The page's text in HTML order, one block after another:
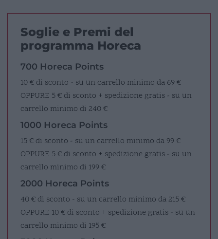
Soglie e Premi del
programma Horeca
700 Horeca Points
10 € di sconto - su un carrello minimo da 69 €
OPPURE 5 € di sconto + spedizione gratis - su un
carrello minimo di 240 €
1000 Horeca Points
15 € di sconto - su un carrello minimo da 99 €
OPPURE 5 € di sconto + spedizione gratis - su un
carrello minimo di 199 €
2000 Horeca Points
40 € di sconto - su un carrello minimo da 215 €
OPPURE 10 € di sconto + spedizione gratis - su un
carrello minimo di 195 €